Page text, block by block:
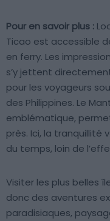
Pour en savoir plus :
Ticao est accessible
en ferry. Les
s’y jettent
pour les voyageurs
des Philippines. Le
emblématique,
près. Ici, la tranquillité
du temps, loin de
Visiter les plus belles
donc des aventures
paradisiaques,